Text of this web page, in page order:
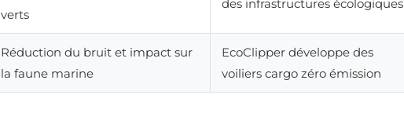
verts
des infrastructures écologiques
Réduction du bruit et impact sur
la faune marine
EcoClipper développe des
voiliers cargo zéro émission